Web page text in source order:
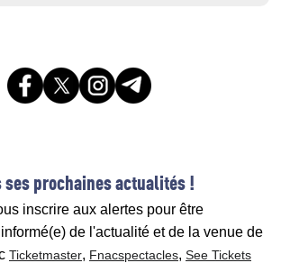
ses prochaines actualités !
inscrire aux alertes pour être
de l'actualité et de la venue de
Ticketmaster, Fnacspectacles, See Tickets